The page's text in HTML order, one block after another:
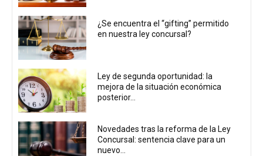
¿Se encuentra el “gifting” permitido
en nuestra ley concursal?
Ley de segunda oportunidad: la
mejora de la situación económica
posterior...
Novedades tras la reforma de la Ley
Concursal: sentencia clave para un
nuevo...